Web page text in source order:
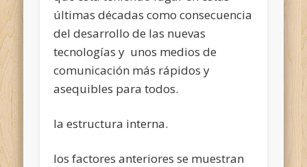
últimas décadas como consecuencia
del desarrollo de las nuevas
tecnologías y unos medios de
comunicación más rápidos y
asequibles para todos.
la estructura interna.
los factores anteriores se muestran